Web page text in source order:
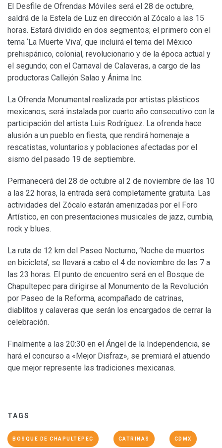
El Desfile de Ofrendas Móviles será el 28 de octubre,
saldrá de la Estela de Luz en dirección al Zócalo a las 15
horas. Estará dividido en dos segmentos; el primero con el
tema ‘La Muerte Viva’, que incluirá el tema del México
prehispánico, colonial, revolucionario y de la época actual y
el segundo; con el Carnaval de Calaveras, a cargo de las
productoras Callejón Salao y Ánima Inc.
La Ofrenda Monumental realizada por artistas plásticos
mexicanos, será instalada por cuarto año consecutivo con la
participación del artista Luis Rodríguez. La ofrenda hace
alusión a un pueblo en fiesta, que rendirá homenaje a
rescatistas, voluntarios y poblaciones afectadas por el
sismo del pasado 19 de septiembre.
Permanecerá del 28 de octubre al 2 de noviembre de las 10
a las 22 horas, la entrada será completamente gratuita. Las
actividades del Zócalo estarán amenizadas por el Foro
Artístico, en con presentaciones musicales de jazz, cumbia,
rock y blues.
La ruta de 12 km del Paseo Nocturno, ‘Noche de muertos
en bicicleta’, se llevará a cabo el 4 de noviembre de las 7 a
las 23 horas. El punto de encuentro será en el Bosque de
Chapultepec para dirigirse al Monumento de la Revolución
por Paseo de la Reforma, acompañado de catrinas,
diablitos y calaveras que serán los encargados de cerrar la
celebración.
Finalmente a las 20:30 en el Ángel de la Independencia, se
hará el concurso a «Mejor Disfraz», se premiará el atuendo
que mejor represente las tradiciones mexicanas.
TAGS
BOSQUE DE CHAPULTEPEC CATRINAS CDMX